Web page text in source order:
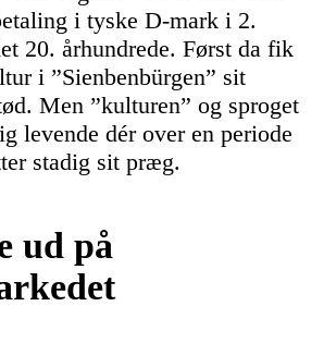
i tyske D-mark i 2.
20. århundrede. Først da fik
i ”Sienbenbürgen” sit
Men ”kulturen” og sproget
levende dér over en periode
stadig sit præg.
ud på